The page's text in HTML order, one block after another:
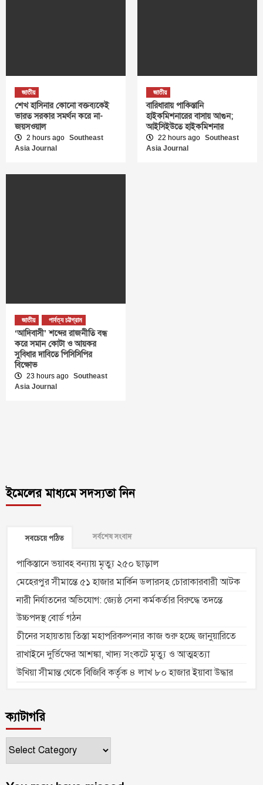
জাতীয়
শেখ হাসিনার কোনো বক্তব্যকেই
ভারত সরকার সমর্থন করে না-
জয়সওয়াল
2 hours ago Southeast
Asia Journal
জাতীয়
বারিধারায় পাকিস্তানি
হাইকমিশনারের বাসায় আগুন;
আইসিইউতে হাইকমিশনার
22 hours ago Southeast
Asia Journal
জাতীয় পার্বত্য চট্টগ্রাম
‘আদিবাসী’ শব্দের রাজনীতি বন্ধ
করে সমান কোটা ও আয়কর
সুবিধার দাবিতে পিসিসিপির
বিক্ষোভ
23 hours ago Southeast
Asia Journal
ইমেলের মাধ্যমে সদস্যতা নিন
সবচেয়ে পঠিত সর্বশেষ সংবাদ
পাকিস্তানে ভয়াবহ বন্যায় মৃত্যু ২৫০ ছাড়াল
মেহেরপুর সীমান্তে ৫১ হাজার মার্কিন ডলারসহ চোরাকারবারী আটক
নারী নির্যাতনের অভিযোগ: জ্যেষ্ঠ সেনা কর্মকর্তার বিরুদ্ধে তদন্তে
উচ্চপদস্থ বোর্ড গঠন
চীনের সহায়তায় তিস্তা মহাপরিকল্পনার কাজ শুরু হচ্ছে জানুয়ারিতে
রাখাইনে দুর্ভিক্ষের আশঙ্কা, খাদ্য সংকটে মৃত্যু ও আত্মহত্যা
উখিয়া সীমান্ত থেকে বিজিবি কর্তৃক ৪ লাখ ৮০ হাজার ইয়াবা উদ্ধার
ক্যাটাগরি
ক্যাটাগরি